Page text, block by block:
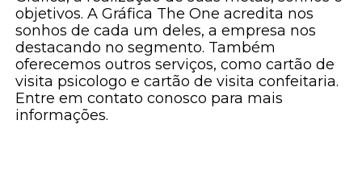
objetivos. A Gráfica The One acredita nos
sonhos de cada um deles, a empresa nos
destacando no segmento. Também
oferecemos outros serviços, como cartão de
visita psicologo e cartão de visita confeitaria.
Entre em contato conosco para mais
informações.